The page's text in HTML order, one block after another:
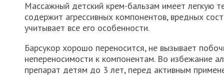
Массажный детский крем-бальзам имеет легкую
содержит агрессивных компонентов, вредных
учитывает все его особенности.
Барсукор хорошо переносится, не вызывает
непереносимости к компонентам. Во избежание
препарат детям до 3 лет, перед активным